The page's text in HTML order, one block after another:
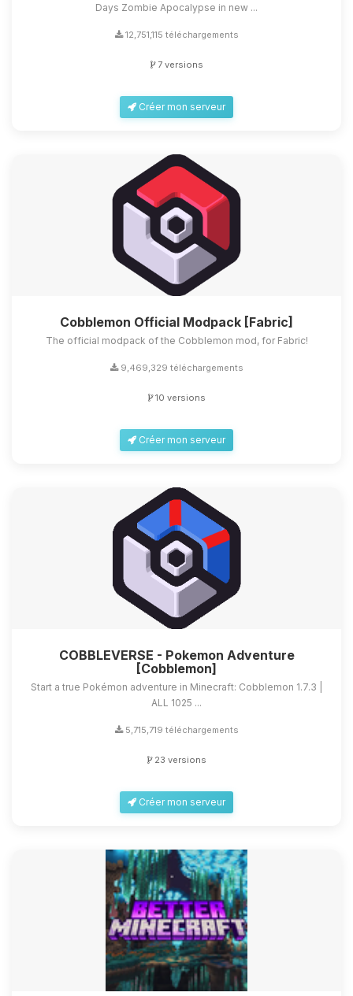
Days Zombie Apocalypse in new ...
12,751,115 téléchargements
7 versions
Créer mon serveur
Cobblemon Official Modpack [Fabric]
The official modpack of the Cobblemon mod, for Fabric!
9,469,329 téléchargements
10 versions
Créer mon serveur
COBBLEVERSE - Pokemon Adventure
[Cobblemon]
Start a true Pokémon adventure in Minecraft: Cobblemon 1.7.3 |
ALL 1025 ...
5,715,719 téléchargements
23 versions
Créer mon serveur